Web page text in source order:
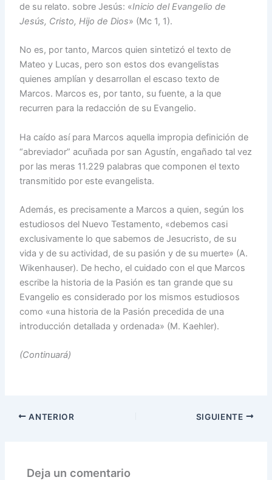
de su relato. sobre Jesús: «Inicio del Evangelio de
Jesús, Cristo, Hijo de Dios» (Mc 1, 1).
No es, por tanto, Marcos quien sintetizó el texto de
Mateo y Lucas, pero son estos dos evangelistas
quienes amplían y desarrollan el escaso texto de
Marcos. Marcos es, por tanto, su fuente, a la que
recurren para la redacción de su Evangelio.
Ha caído así para Marcos aquella impropia definición de
“abreviador” acuñada por san Agustín, engañado tal vez
por las meras 11.229 palabras que componen el texto
transmitido por este evangelista.
Además, es precisamente a Marcos a quien, según los
estudiosos del Nuevo Testamento, «debemos casi
exclusivamente lo que sabemos de Jesucristo, de su
vida y de su actividad, de su pasión y de su muerte» (A.
Wikenhauser). De hecho, el cuidado con el que Marcos
escribe la historia de la Pasión es tan grande que su
Evangelio es considerado por los mismos estudiosos
como «una historia de la Pasión precedida de una
introducción detallada y ordenada» (M. Kaehler).
(Continuará)
ANTERIOR SIGUIENTE
Deja un comentario